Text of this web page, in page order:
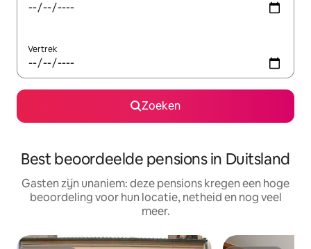
Vertrek
Zoeken
Best beoordeelde pensions in Duitsland
Gasten zijn unaniem: deze pensions kregen een hoge
beoordeling voor hun locatie, netheid en nog veel
meer.